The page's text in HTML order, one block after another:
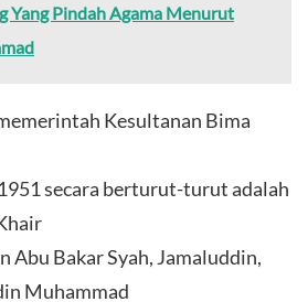
Yang Pindah Agama Menurut
Kesultanan Bima
secara berturut-turut adalah
Abu Bakar Syah, Jamaluddin,
Muhammad